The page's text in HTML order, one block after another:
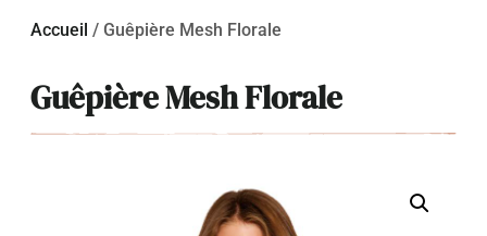
Accueil / Guêpière Mesh Florale
Guêpière Mesh Florale